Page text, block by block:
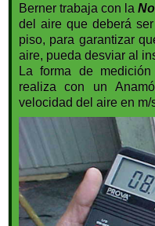
Berner trabaja con la
del aire que deberá
piso, para garantizar
aire, pueda desviar al
La forma de
realiza con un
velocidad del aire en m/